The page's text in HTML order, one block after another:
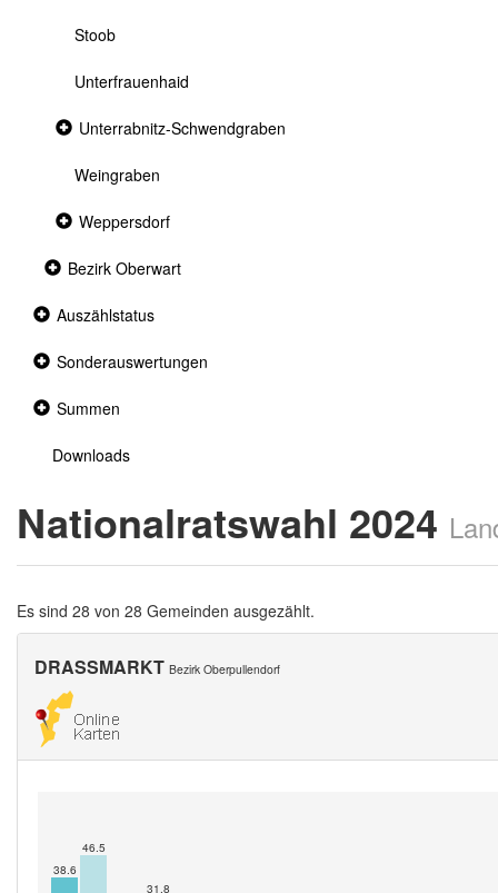
Stoob
Unterfrauenhaid
Collapsed
Unterrabnitz-Schwendgraben
Weingraben
Collapsed
section
Weppersdorf
Collapsed
Bezirk Oberwart
Collapsed
Auszählstatus
Collapsed
Sonderauswertungen
Collapsed
Summen
Downloads
Nationalratswahl 2024
Es sind 28 von 28 Gemeinden ausgezählt.
DRASSMARKT Bezirk Oberpullendorf
38.6
46.5
31.8